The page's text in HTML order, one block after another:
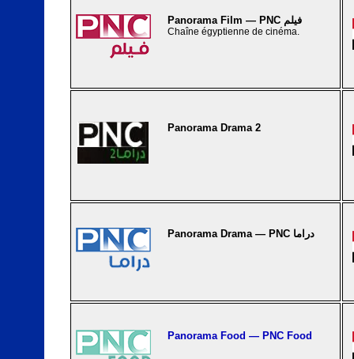
Panorama Film — PNC فيلم
Chaîne égyptienne de cinéma.
Panorama Drama 2
Panorama Drama — PNC دراما
Panorama Food — PNC Food